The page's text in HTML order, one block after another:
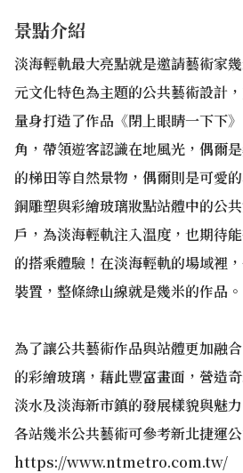
景點介紹
淡海輕軌最大亮點就是邀請藝術家
元文化特色為主題的公共藝術設計
量身打造了作品《閉上眼睛一下下
角，帶領遊客認識在地風光，偶爾
的梯田等自然景物，偶爾則是可愛
銅雕塑與彩繪玻璃妝點站體中的公
戶，為淡海輕軌注入溫度，也期待
的搭乘體驗！在淡海輕軌的場域裡
裝置，整條綠山線就是幾米的作品。
為了讓公共藝術作品與站體更加融
的彩繪玻璃，藉此豐富畫面，營造
淡水及淡海新市鎮的發展樣貌與魅力
各站幾米公共藝術可參考新北捷運
https://www.ntmetro.com.tw/